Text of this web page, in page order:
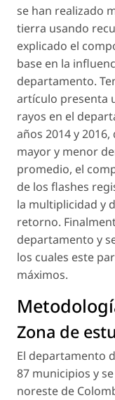
se han realizado
tierra usando
explicado el
base en la
departamento.
artículo presenta
rayos en el
años 2014 y
mayor y menor
promedio, el
de los flashes
la multiplicidad y
retorno.
departamento y
los cuales este
máximos.
Zona de
El departamento
87 municipios y
noreste de